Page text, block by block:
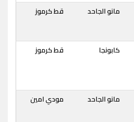
مانو الجاحد قط كرموز
كابونجا قط كرموز
مانو الجاحد مودي امين